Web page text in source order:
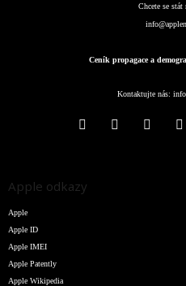
Chcete se stát
Ceník propagace a
Kontaktujte nás:
Apple odkazy
Apple
Apple ID
Apple IMEI
Apple Patently
Apple Wikipedia